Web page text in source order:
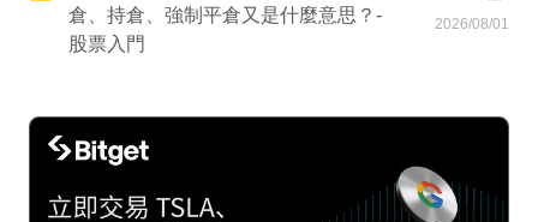
倉、持倉、強制平倉又是什麼意思？-
股票入門
2026/08/01